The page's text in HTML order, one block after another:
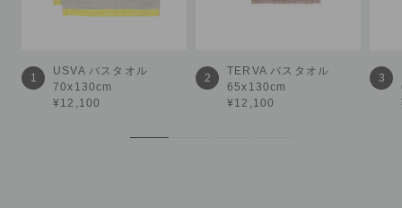
1
USVA バスタオル
70x130cm
¥12,100
2
TERVAバスタオル
65x130cm
¥12,100
3